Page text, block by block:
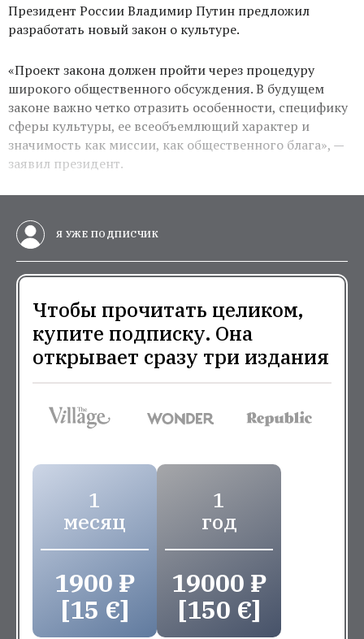
Президент России Владимир Путин предложил
разработать новый закон о культуре.
«Проект закона должен пройти через процедуру
широкого общественного обсуждения. В будущем
законе важно четко отразить особенности, специфику
сферы культуры, ее всеобъемлющий характер и
значимость как миссии, как общественного блага», —
заявил президент.
Я УЖЕ ПОДПИСЧИК
Чтобы прочитать целиком,
купите подписку. Она
открывает сразу три издания
1
месяц
1900 ₽
[15 €]
1
год
19000 ₽
[150 €]